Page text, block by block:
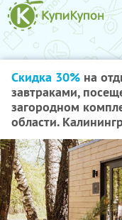
Скидка 30% на
завтраками,
загородном
области.